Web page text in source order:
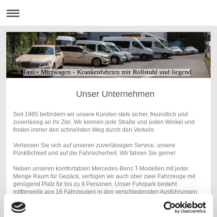
Taxi - Mietwagen - Krankenfahrten mit Rollstuhl und liegend
Unser Unternehmen
Seit 1985 befördern wir unsere Kunden stets sicher, freundlich und
zuverlässig an ihr Ziel. Wir kennen jede Straße und jeden Winkel und
finden immer den schnellsten Weg durch den Verkehr.
Verlassen Sie sich auf unseren zuverlässigen Service, unsere
Pünktlichkeit und auf die Fahrsicherheit. Wir fahren Sie gerne!
Neben unseren komfortablen Mercedes-Benz T-Modellen mit jeder
Menge Raum für Gepäck, verfügen wir auch über zwei Fahrzeuge mit
genügend Platz für bis zu 9 Personen. Unser Fuhrpark besteht
mittlerweile aus 16 Fahrzeugen in den verschiedensten Ausführungen.
Rollstuhlfahrer können bequem über eine Rampe in den Fahrgastraum
gelangen. Extra Haltevorrichtungen sorgen für eine sichere und